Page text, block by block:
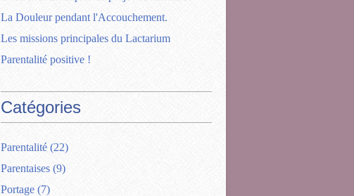
La Douleur pendant l'Accouchement.
Les missions principales du Lactarium
Parentalité positive !
Catégories
Parentalité (22)
Parentaises (9)
Portage (7)